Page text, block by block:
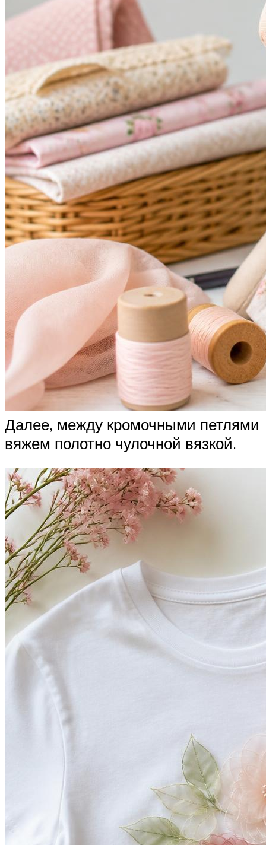
Далее, между кромочными петлями
вяжем полотно чулочной вязкой.